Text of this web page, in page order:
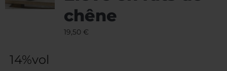
chêne
19,50 €
14%vol